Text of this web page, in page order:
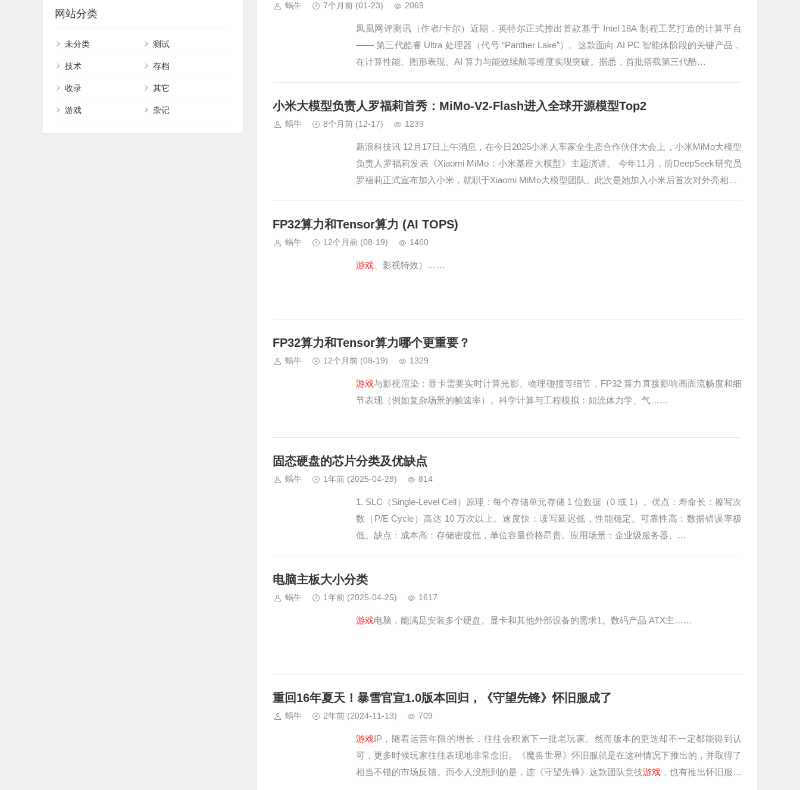
蜗牛 7个月前 (01-23) 2069
凤凰网评测讯（作者/卡尔）近期，英特尔正式推出首款基于 Intel 18A 制程工艺打造的计算平台
—— 第三代酷睿 Ultra 处理器（代号 “Panther Lake”）。这款面向 AI PC 智能体阶段的关键产品，
在计算性能、图形表现、AI 算力与能效续航等维度实现突破。据悉，首批搭载第三代酷…
小米大模型负责人罗福莉首秀：MiMo-V2-Flash进入全球开源模型Top2
蜗牛 8个月前 (12-17) 1239
新浪科技讯 12月17日上午消息，在今日2025小米人车家全生态合作伙伴大会上，小米MiMo大模型
负责人罗福莉发表《Xiaomi MiMo：小米基座大模型》主题演讲。 今年11月，前DeepSeek研究员
罗福莉正式宣布加入小米，就职于Xiaomi MiMo大模型团队。此次是她加入小米后首次对外亮相…
FP32算力和Tensor算力 (AI TOPS)
蜗牛 12个月前 (08-19) 1460
游戏 、影视特效）……
FP32算力和Tensor算力哪个更重要？
蜗牛 12个月前 (08-19) 1329
游戏与影视渲染：显卡需要实时计算光影、物理碰撞等细节，FP32 算力直接影响画面流畅度和细
节表现（例如复杂场景的帧速率）。科学计算与工程模拟：如流体力学、气……
固态硬盘的芯片分类及优缺点
蜗牛 1年前 (2025-04-28) 814
1. SLC（Single-Level Cell）原理：每个存储单元存储 1 位数据（0 或 1）。优点：寿命长：擦写次
数（P/E Cycle）高达 10 万次以上。速度快：读写延迟低，性能稳定。可靠性高：数据错误率极
低。缺点：成本高：存储密度低，单位容量价格昂贵。应用场景：企业级服务器、…
电脑主板大小分类
蜗牛 1年前 (2025-04-25) 1617
游戏电脑，能满足安装多个硬盘、显卡和其他外部设备的需求1。数码产品 ATX主……
重回16年夏天！暴雪官宣1.0版本回归，《守望先锋》怀旧服成了
蜗牛 2年前 (2024-11-13) 709
游戏IP，随着运营年限的增长，往往会积累下一批老玩家。然而版本的更迭却不一定都能得到认
可，更多时候玩家往往表现地非常念旧。《魔兽世界》怀旧服就是在这种情况下推出的，并取得了
相当不错的市场反馈。而令人没想到的是，连《守望先锋》这款团队竞技游戏 ，也有推出怀旧服的
网站分类
未分类 测试
技术 存档
收录 其它
游戏 杂记